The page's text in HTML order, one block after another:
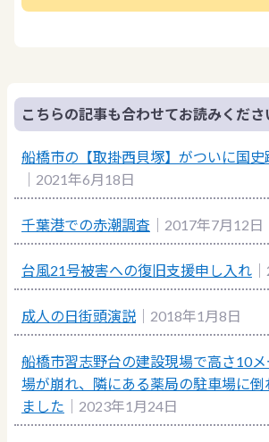
こちらの記事も合わせてお読みくださ
船橋市の【取掛西貝塚】がついに国
｜2021年6月18日
千葉港での赤潮調査 ｜2017年7月12日
台風21号被害への復旧支援申し入れ
成人の日街頭演説 ｜2018年1月8日
船橋市習志野台の建設現場で高さ10
場が崩れ、隣にある薬局の駐車場に倒
ました ｜2023年1月24日